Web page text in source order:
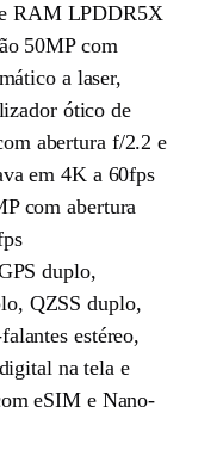
RAM LPDDR5X
50MP com
a laser,
ótico de
abertura f/2.2 e
em 4K a 60fps
com abertura
duplo,
QZSS duplo,
estéreo,
na tela e
eSIM e Nano-